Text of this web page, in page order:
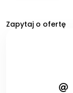
Zapytaj o ofertę